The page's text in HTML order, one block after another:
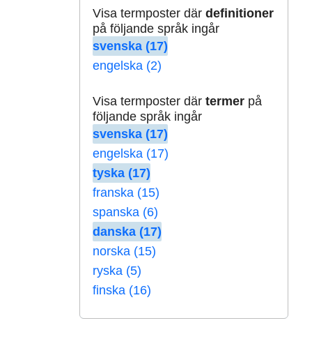
Visa termposter där definitioner
på följande språk ingår
svenska (17)
engelska (2)
Visa termposter där termerpå
följande språk ingår
svenska (17)
engelska (17)
tyska (17)
franska (15)
spanska (6)
danska (17)
norska (15)
ryska (5)
finska (16)